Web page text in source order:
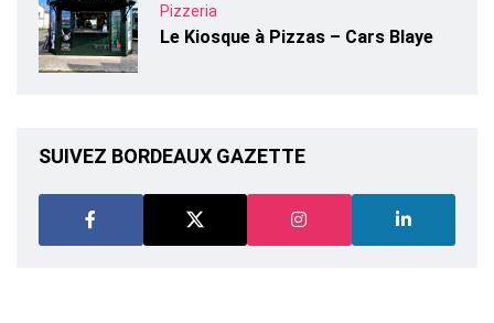
Pizzeria
Le Kiosque à Pizzas – Cars Blaye
SUIVEZ BORDEAUX GAZETTE